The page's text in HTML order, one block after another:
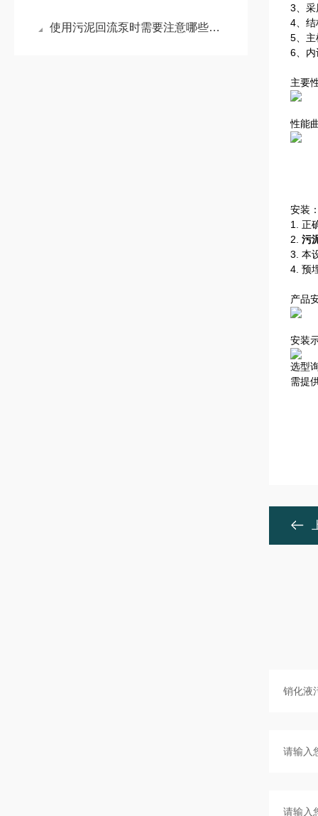
使用污泥回流泵时需要注意哪些要点？
3、
4、结
5、主
6、内
主要
性能
安装
1. 正
2. 污
3. 本
4. 预
产品
安装
选型
需提